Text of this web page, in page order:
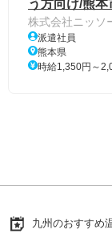
う方向け/熊
株式会社ニッソ
派遣社員
熊本県
時給1,350円～
九州のおすすめ